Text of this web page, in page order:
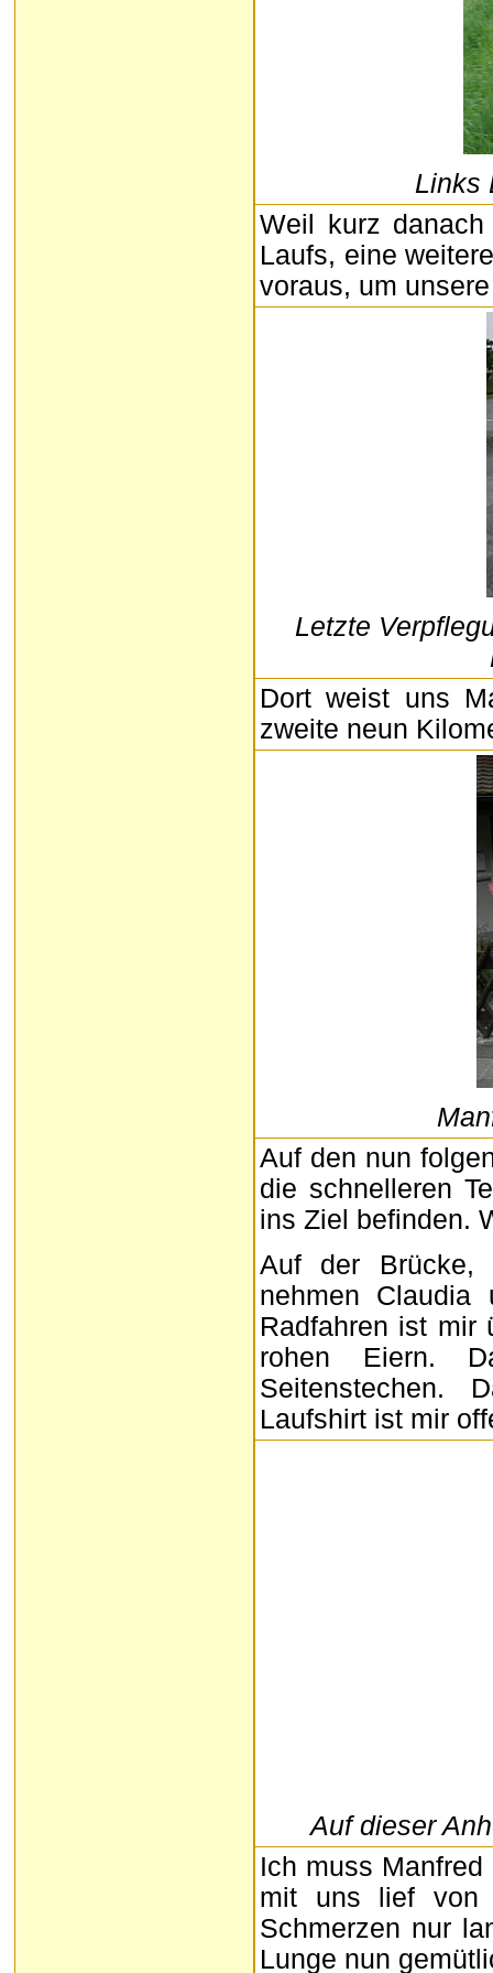
Links
Weil kurz
Laufs, eine
voraus, um
Letzte
Dort weist uns
zweite neun
Auf den nun
die schnelleren
ins Ziel befinden.
Auf der Brücke,
nehmen
Radfahren ist mir
rohen Eiern.
Seitenstechen.
Laufshirt ist mir
Auf dieser
Ich muss
mit uns lief von
Schmerzen nur
Lunge nun